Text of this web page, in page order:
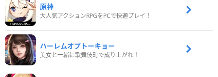
原神
大人気アクションRPGをPCで快適プレイ！
ハーレムオブトーキョー
美女と一緒に歌舞伎町で成り上がれ！